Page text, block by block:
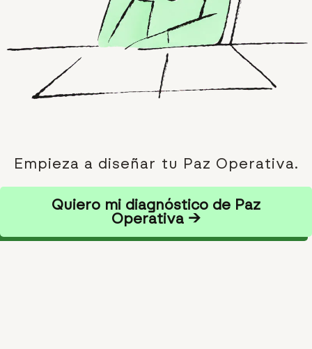
Empieza a diseñar tu Paz Operativa.
Quiero mi diagnóstico de Paz
Operativa →